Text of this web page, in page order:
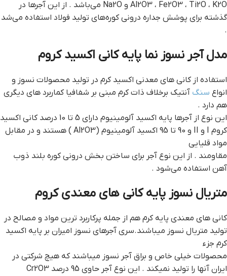
Al2O3 ، Fe2O3 ، Ti2O ، K2O و Na2O می‌باشد . از این آجرها در
گذشته برای پوشش جداره درونی کوره‌های تولید فولاد استفاده می‌شد
.
مدل آجر نسوز نما پایه کانی اکسید کروم
استفاده از کانی های معدنی اکسید کرم در تولید محصولات نسوز و
انواع سنگ آنتیک برخلاف ذات کرم مبنی بر شفافیا کماربرد های دیگری
هم دارد .
این نوع از آجرها پایه اکسید آلومینیوم دارای 5 تا 10 درصد کانی اکسید
کروم I و II و 90 تا 95 اکسید آلومینیوم (Al2O3 ) هستند و در مقابل
مواد قلیایی
مقاومند . از این نوع آجر برای ساختن بخش درونی کوره بلند ذوب
آهن استفاده می‌شود .
متریال نسوز پایه کانی های معندی کروم
کانی های معندی پایه کرم هم از جمله پرکاربرد ترین مواد و مصالح در
تولید متریال نسوز میباشند.سری آجرهای نسوز امیران بر پایه اکسید
کرم جزء
محصولات خیلی خاص و براق آجر نسوز میباشند که هیچ شرکتی در
ایران آنها را تولید نمیکند . این نوع آجر حاوی 95 درصد Cr2O3